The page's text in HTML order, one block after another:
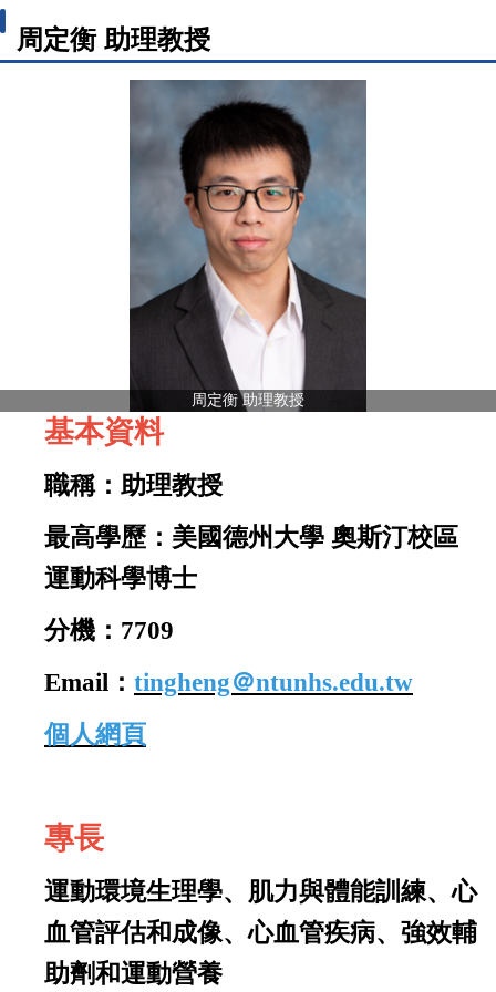
周定衡 助理教授
周定衡 助理教授
基本資料
職稱：助理教授
最高學歷： 美國德州大學 奧斯汀校區
運動科學博士
分機：7709
Email： tingheng＠ntunhs.edu.tw
個人網頁
專長
運動環境生理學、肌力與體能訓練、心
血管評估和成像、心血管疾病、強效輔
助劑和運動營養